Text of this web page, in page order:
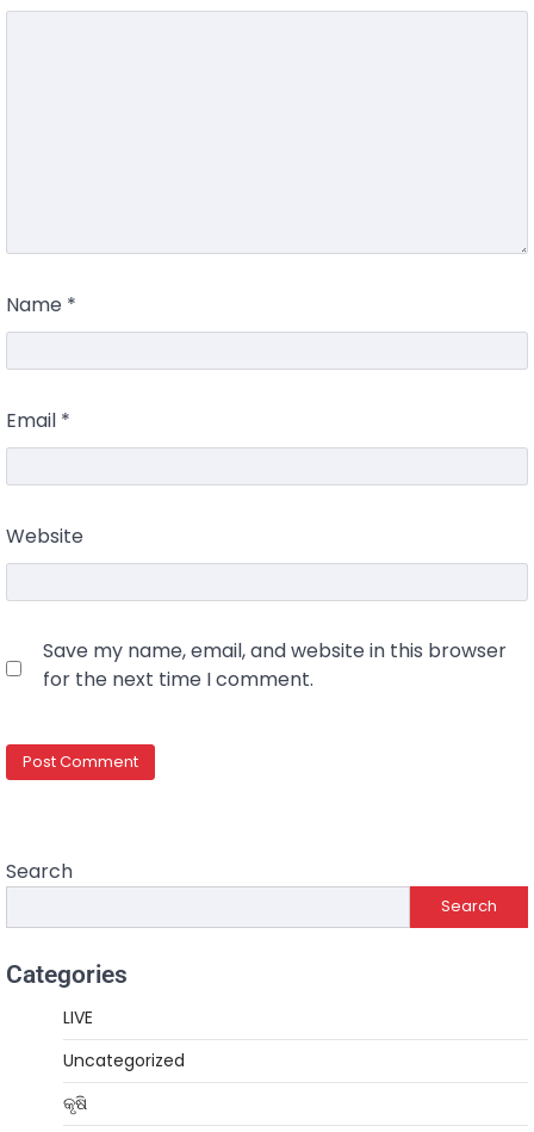
Name *
Email *
Website
Save my name, email, and website in this browser
for the next time I comment.
Search
Search
Categories
LIVE
Uncategorized
କୃଷି